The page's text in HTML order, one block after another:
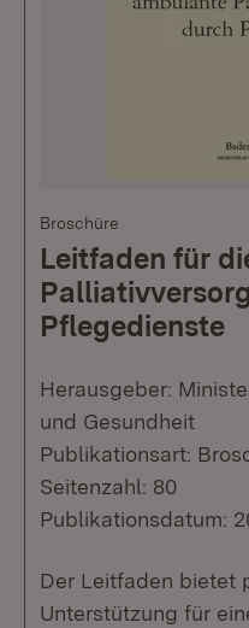
Broschüre
Leitfaden für
Pflegedienste
Herausgeber:
und Gesundheit
Publikationsart:
Seitenzahl: 80
Publikationsdatum:
Der Leitfaden bietet
Unterstützung für